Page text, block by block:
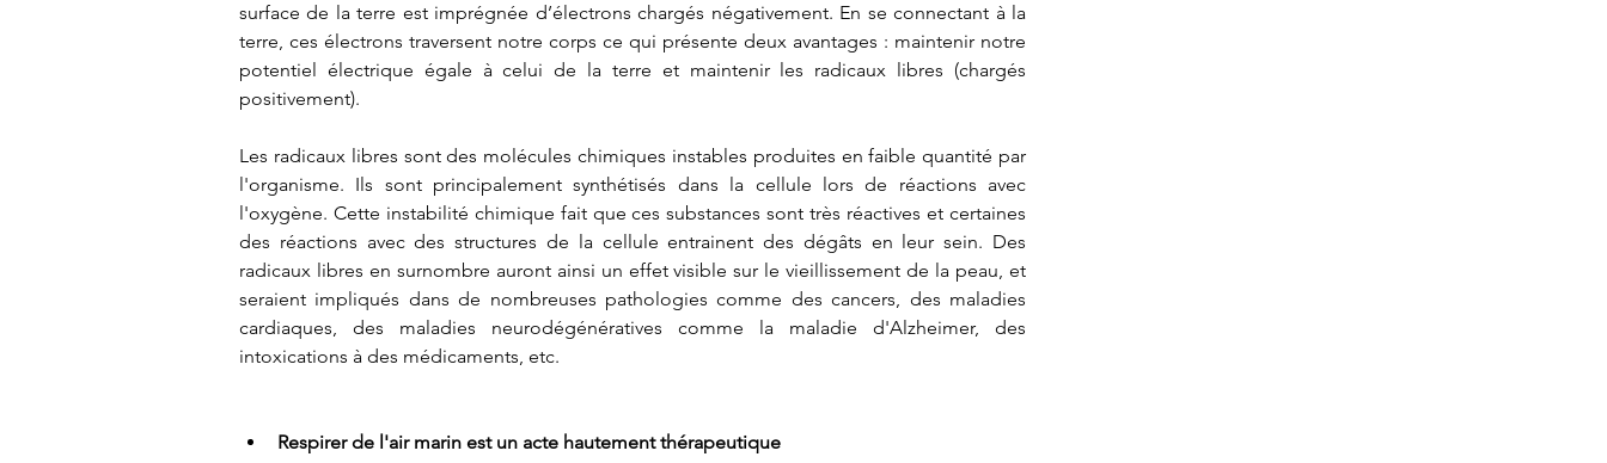
surface de la terre est imprégnée d’électrons chargés négativement. En se connectant à la
terre, ces électrons traversent notre corps ce qui présente deux avantages : maintenir notre
potentiel électrique égale à celui de la terre et maintenir les radicaux libres (chargés
positivement).
Les radicaux libres sont des molécules chimiques instables produites en faible quantité par
l'organisme. Ils sont principalement synthétisés dans la cellule lors de réactions avec
l'oxygène. Cette instabilité chimique fait que ces substances sont très réactives et certaines
des réactions avec des structures de la cellule entrainent des dégâts en leur sein. Des
radicaux libres en surnombre auront ainsi un effet visible sur le vieillissement de la peau, et
seraient impliqués dans de nombreuses pathologies comme des cancers, des maladies
cardiaques, des maladies neurodégénératives comme la maladie d'Alzheimer, des
intoxications à des médicaments, etc.
Respirer de l'air marin est un acte hautement thérapeutique